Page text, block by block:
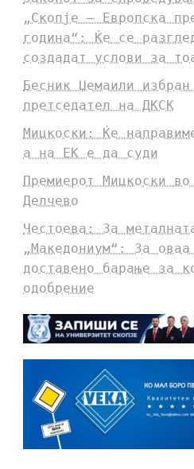
„Скопје – Европска
година“: Ќе се
создадат услови за
Бесник Џемаили
претседател на ДКСК
Мицкоски: Ќе
а на ЕК е да суди
Премиерот Мицкоски
Делчево
Честоева: За
„Македониум“: За
доставено барање за
одобрение